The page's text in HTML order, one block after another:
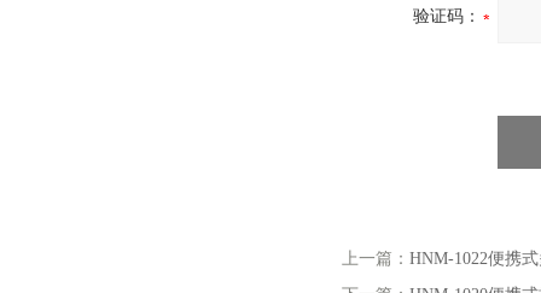
验证码：
上一篇： HNM-1022便携